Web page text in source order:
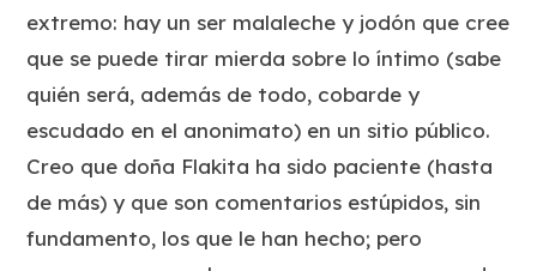
extremo: hay un ser malaleche y jodón que cree
que se puede tirar mierda sobre lo íntimo (sabe
quién será, además de todo, cobarde y
escudado en el anonimato) en un sitio público.
Creo que doña Flakita ha sido paciente (hasta
de más) y que son comentarios estúpidos, sin
fundamento, los que le han hecho; pero